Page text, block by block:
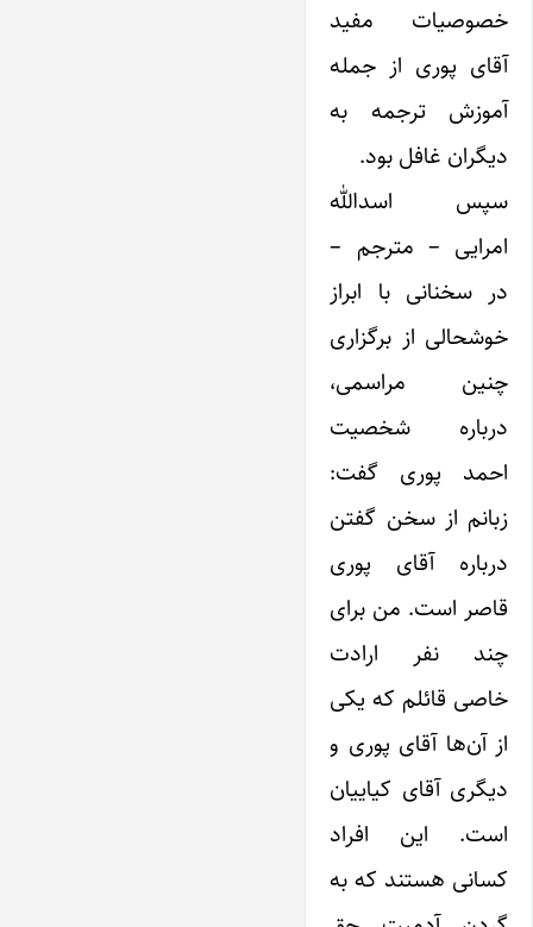
خصوصیات مفید
آقای پوری از جمله
آموزش ترجمه به
دیگران غافل بود.
سپس اسدالله
امرایی – مترجم –
در سخنانی با ابراز
خوشحالی از برگزاری
چنین مراسمی،
درباره شخصیت
احمد پوری گفت:
زبانم از سخن گفتن
درباره آقای پوری
قاصر است. من برای
چند نفر ارادت
خاصی قائلم که یکی
از آن‌ها آقای پوری و
دیگری آقای کیاییان
است. این افراد
کسانی هستند که به